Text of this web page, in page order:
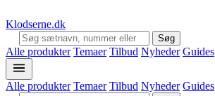
Klodserne.dk
Søg
Alle produkter Temaer Tilbud Nyheder Guides
Alle produkter Temaer Tilbud Nyheder Guides